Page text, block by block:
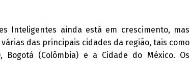
Inteligentes ainda está em crescimento, mas
das principais cidades da região, tais como
Bogotá (Colômbia) e a Cidade do México. Os